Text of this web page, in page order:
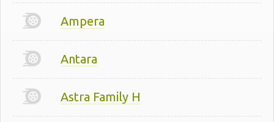
Ampera
Antara
Astra Family H